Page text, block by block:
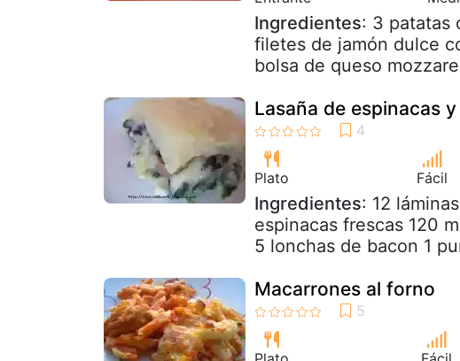
Ingredientes: 3 patatas
filetes de jamón dulce
bolsa de queso
Lasaña de espinacas
Plato Fácil
Ingredientes: 12
espinacas frescas 120
5 lonchas de bacon 1
Macarrones al forno